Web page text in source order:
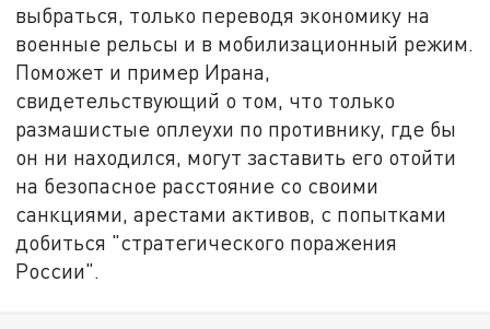
выбраться, только переводя экономику на
военные рельсы и в мобилизационный режим.
Поможет и пример Ирана,
свидетельствующий о том, что только
размашистые оплеухи по противнику, где бы
он ни находился, могут заставить его отойти
на безопасное расстояние со своими
санкциями, арестами активов, с попытками
добиться "стратегического поражения
России".